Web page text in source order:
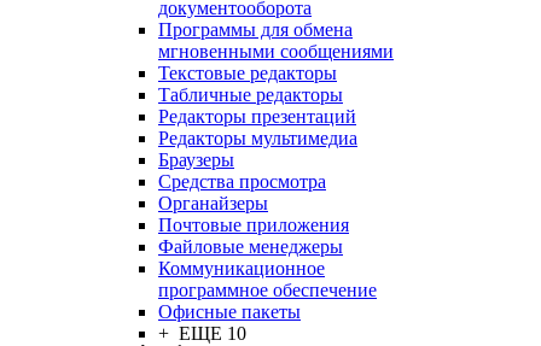
документооборота
Программы для обмена
мгновенными сообщениями
Текстовые редакторы
Табличные редакторы
Редакторы презентаций
Редакторы мультимедиа
Браузеры
Средства просмотра
Органайзеры
Почтовые приложения
Файловые менеджеры
Коммуникационное
программное обеспечение
Офисные пакеты
+ ЕЩЕ 10